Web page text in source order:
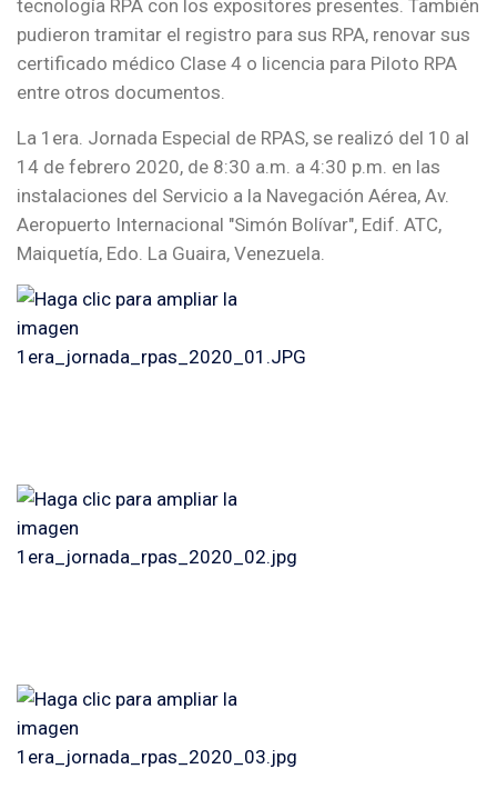
tecnología RPA con los expositores presentes. También
pudieron tramitar el registro para sus RPA, renovar sus
certificado médico Clase 4 o licencia para Piloto RPA
entre otros documentos.
La 1era. Jornada Especial de RPAS, se realizó del 10 al
14 de febrero 2020, de 8:30 a.m. a 4:30 p.m. en las
instalaciones del Servicio a la Navegación Aérea, Av.
Aeropuerto Internacional "Simón Bolívar", Edif. ATC,
Maiquetía, Edo. La Guaira, Venezuela.